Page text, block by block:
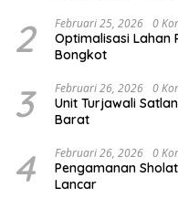
2 Februari 25, 2026 0
Optimalisasi Lahan
Bongkot
3 Februari 26, 2026 0
Unit Turjawali
Barat
4 Februari 26, 2026 0
Pengamanan
Lancar